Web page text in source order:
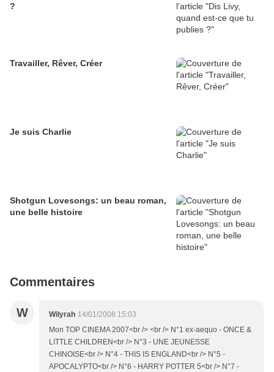
?
Travailler, Rêver, Créer
Je suis Charlie
Shotgun Lovesongs: un beau roman,
une belle histoire
Commentaires
W Wilyrah 14/01/2008 15:03
Mon TOP CINEMA 2007<br /> <br /> N°1 ex-aequo - ONCE &
LITTLE CHILDREN<br /> N°3 - UNE JEUNESSE
CHINOISE<br /> N°4 - THIS IS ENGLAND<br /> N°5 -
APOCALYPTO<br /> N°6 - HARRY POTTER 5<br /> N°7 -